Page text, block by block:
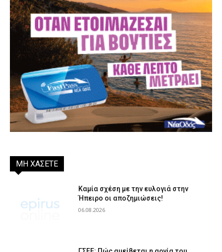
ΜΗ ΧΑΣΕΤΕ
Καμία σχέση με την ευλογιά στην
Ήπειρο οι αποζημιώσεις!
06.08.2026